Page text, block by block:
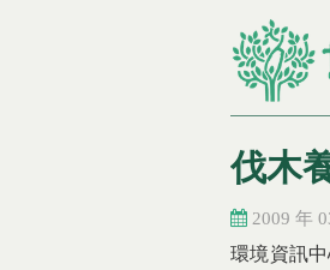
伐木
2009 年
您在這裡
您在這裡
環境資訊